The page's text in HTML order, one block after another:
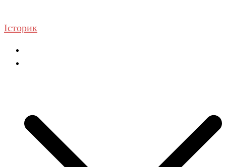
до
вмісту
Історик